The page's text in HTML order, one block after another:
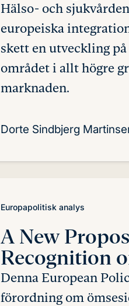
Hälso- och
europeiska
skett en utveckling
området i allt högre
marknaden.
Dorte Sindbjerg
Europapolitisk analys
A New
Recognition
Denna European
förordning om